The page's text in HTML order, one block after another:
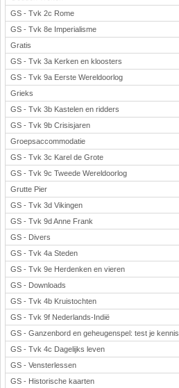
GS - Tvk 2c Rome
GS - Tvk 8e Imperialisme
Gratis
GS - Tvk 3a Kerken en kloosters
GS - Tvk 9a Eerste Wereldoorlog
Grieks
GS - Tvk 3b Kastelen en ridders
GS - Tvk 9b Crisisjaren
Groepsaccommodatie
GS - Tvk 3c Karel de Grote
GS - Tvk 9c Tweede Wereldoorlog
Grutte Pier
GS - Tvk 3d Vikingen
GS - Tvk 9d Anne Frank
GS - Divers
GS - Tvk 4a Steden
GS - Tvk 9e Herdenken en vieren
GS - Downloads
GS - Tvk 4b Kruistochten
GS - Tvk 9f Nederlands-Indië
GS - Ganzenbord en geheugenspel: test je kennis
GS - Tvk 4c Dagelijks leven
GS - Vensterlessen
GS - Historische kaarten